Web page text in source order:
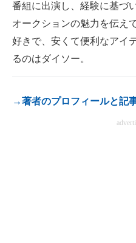
建設×テクノロジーの最前線
ちょっと気になるネットの話題
番組に出演し、経験に基づ
オークションの魅力を伝え
好きで、安くて便利なアイ
るのはダイソー。
→著者のプロフィールと記